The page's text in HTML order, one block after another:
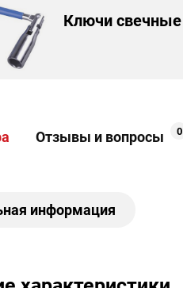
Ключи свечные
Отзывы и вопросы 0
информация